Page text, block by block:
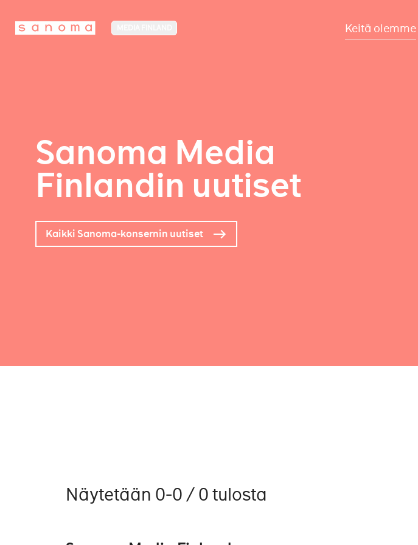
Keitä olemme
Sanoma Media
Finlandin uutiset
Kaikki Sanoma-konsernin uutiset
Näytetään 0-0 / 0 tulosta